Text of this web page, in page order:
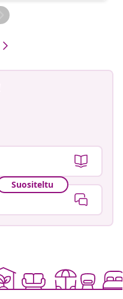
Suositeltu